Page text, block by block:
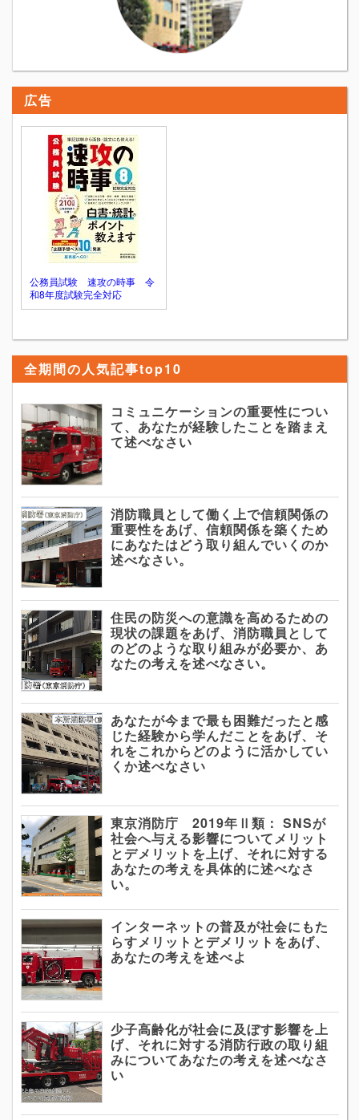
広告
公務員試験 速攻の時事 令
和8年度試験完全対応
全期間の人気記事top10
コミュニケーションの重要性につい
て、あなたが経験したことを踏まえ
て述べなさい
消防職員として働く上で信頼関係の
重要性をあげ、信頼関係を築くため
にあなたはどう取り組んでいくのか
述べなさい。
住民の防災への意識を高めるための
現状の課題をあげ、消防職員として
のどのような取り組みが必要か、あ
なたの考えを述べなさい。
あなたが今まで最も困難だったと感
じた経験から学んだことをあげ、そ
れをこれからどのように活かしてい
くか述べなさい
東京消防庁 2019年Ⅱ類： SNSが
社会へ与える影響についてメリット
とデメリットを上げ、それに対する
あなたの考えを具体的に述べなさ
い。
インターネットの普及が社会にもた
らすメリットとデメリットをあげ、
あなたの考えを述べよ
少子高齢化が社会に及ぼす影響を上
げ、それに対する消防行政の取り組
みについてあなたの考えを述べなさ
い